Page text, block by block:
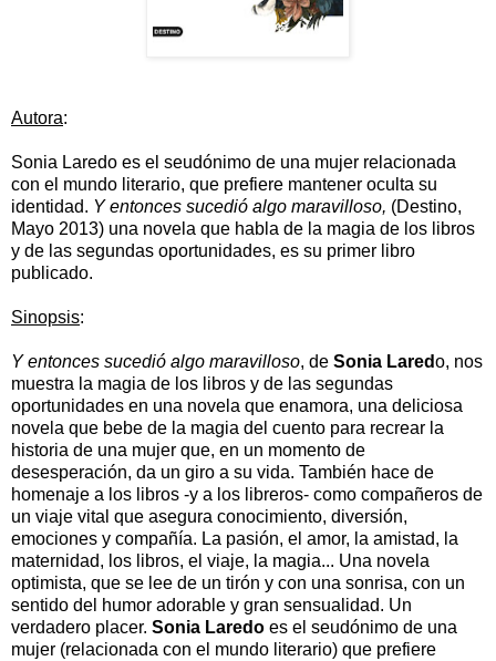
Autora:
Sonia Laredo es el seudónimo de una mujer relacionada
con el mundo literario, que prefiere mantener oculta su
identidad. Y entonces sucedió algo maravilloso, (Destino,
Mayo 2013) una novela que habla de la magia de los libros
y de las segundas oportunidades, es su primer libro
publicado.
Sinopsis:
Y entonces sucedió algo maravilloso, de Sonia Laredo, nos
muestra la magia de los libros y de las segundas
oportunidades en una novela que enamora, una deliciosa
novela que bebe de la magia del cuento para recrear la
historia de una mujer que, en un momento de
desesperación, da un giro a su vida. También hace de
homenaje a los libros -y a los libreros- como compañeros de
un viaje vital que asegura conocimiento, diversión,
emociones y compañía. La pasión, el amor, la amistad, la
maternidad, los libros, el viaje, la magia... Una novela
optimista, que se lee de un tirón y con una sonrisa, con un
sentido del humor adorable y gran sensualidad. Un
verdadero placer. Sonia Laredo es el seudónimo de una
mujer (relacionada con el mundo literario) que prefiere